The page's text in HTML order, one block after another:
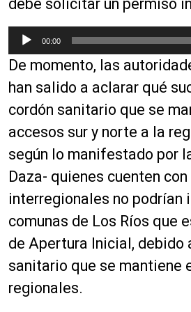
debe solicitar un permiso
e
p
r
d
u
c
t
o
r
d
a
u
d
00:00
De momento, las
han salido a aclarar qué
cordón sanitario que se
accesos sur y norte a la
según lo manifestado por
Daza- quienes cuenten
interregionales no podrían
comunas de Los Ríos que
de Apertura Inicial, debido
sanitario que se mantiene
regionales.